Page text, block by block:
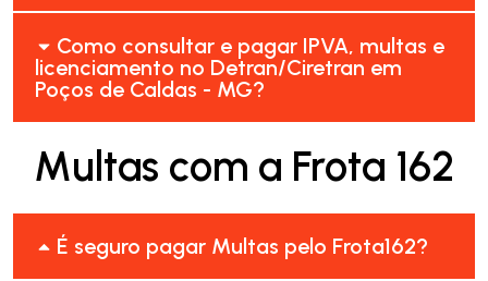
Como consultar e pagar IPVA, multas e
licenciamento no Detran/Ciretran em
Poços de Caldas - MG?
Multas com a Frota 162
É seguro pagar Multas pelo Frota162?